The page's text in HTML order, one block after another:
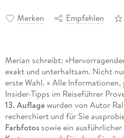
Merken Empfehlen
Merian schreibt:
exakt und unterhaltsam. Nicht
erste Wahl. « Alle
Insider-Tipps im Reiseführer
13. Auflagewurden von Autor
recherchiert und für Sie
Farbfotossowie ein ausführlicher